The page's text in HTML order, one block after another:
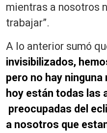
mientras a nosotros
trabajar”.
A lo anterior sumó
invisibilizados,
pero no hay ninguna
hoy están todas las
preocupadas del
a nosotros que